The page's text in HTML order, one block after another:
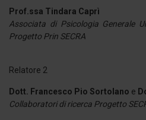
Prof.ssa Tindara Caprì
Associata di Psicologia Generale
Progetto Prin SECRA
Relatore 2
Dott. Francesco Pio Sortolano e
Collaboratori di ricerca Progetto